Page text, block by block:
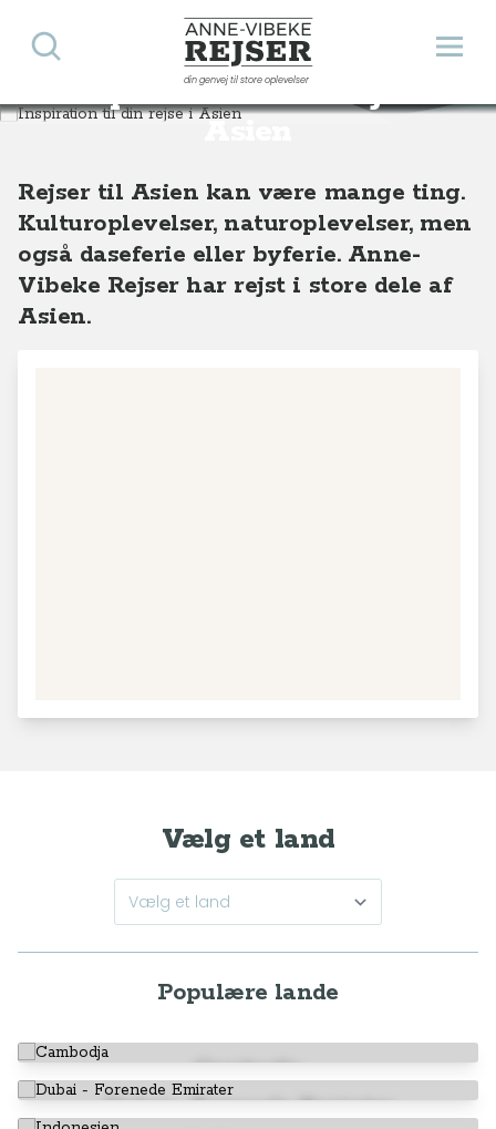
Anne-Vibeke Rejser
din genvej til store oplevelser
Åbn
Søg
Inspiration til din rejse i
Asien
Destinationer Asien
Rejser til Asien kan være mange ting.
Kulturoplevelser, naturoplevelser, men
også daseferie eller byferie. Anne-
Vibeke Rejser har rejst i store dele af
Asien.
Vælg et land
Populære lande
Cambodja
Dubai - Forenede Emirater